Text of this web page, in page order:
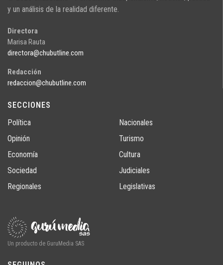
y un análisis de la realidad diferente.
Directora
Marisa Rauta
directora@chubutline.com
Redacción
redaccion@chubutline.com
SECCIONES
Política
Opinión
Economía
Sociedad
Regionales
Nacionales
Turismo
Cultura
Judiciales
Legislativas
Un producto de GuruMedia SAS